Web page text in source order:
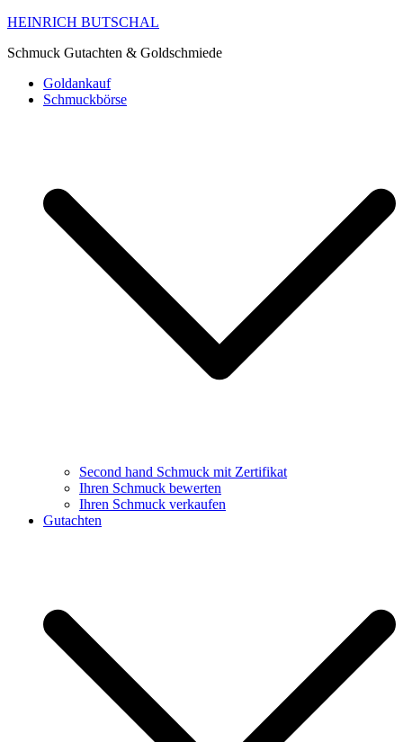
HEINRICH BUTSCHAL
Schmuck Gutachten & Goldschmiede
Goldankauf
Schmuckbörse
Second hand Schmuck mit Zertifikat
Ihren Schmuck bewerten
Ihren Schmuck verkaufen
Gutachten